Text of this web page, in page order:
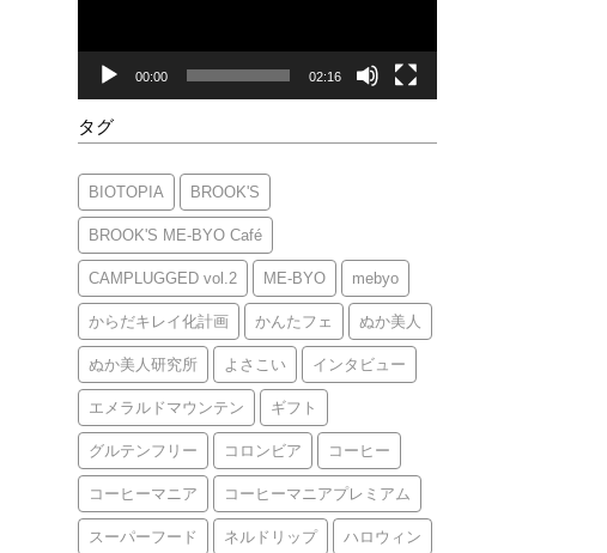
ー
00:00 02:16
タグ
BIOTOPIA BROOK'S
BROOK'S ME-BYO Café
CAMPLUGGED vol.2 ME-BYO mebyo
からだキレイ化計画 かんたフェ ぬか美人
ぬか美人研究所 よさこい インタビュー
エメラルドマウンテン ギフト
グルテンフリー コロンビア コーヒー
コーヒーマニア コーヒーマニアプレミアム
スーパーフード ネルドリップ ハロウィン